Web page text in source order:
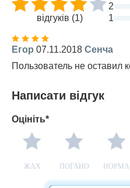
відгуків (1)
2
1
Егор 07.11.2018 Сенча
Пользователь не оставил
Написати відгук
Оцініть*
ЖАХ ПОГАНО НОРМА